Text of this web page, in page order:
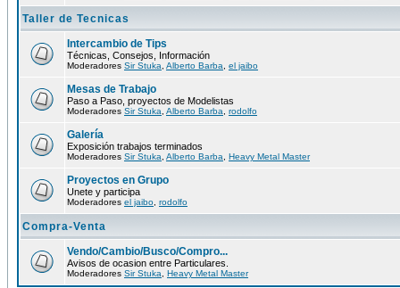
Taller de Tecnicas
Intercambio de Tips
Técnicas, Consejos, Información
Moderadores Sir Stuka Alberto Barba el jaibo
Mesas de Trabajo
Paso a Paso, proyectos de Modelistas
Moderadores Sir Stuka Alberto Barba rodolfo
Galería
Exposición trabajos terminados
Moderadores Sir Stuka Alberto Barba Heavy Metal Master
Proyectos en Grupo
Unete y participa
Moderadores el jaibo rodolfo
Compra-Venta
Vendo/Cambio/Busco/Compro...
Avisos de ocasion entre Particulares.
Moderadores Sir Stuka Heavy Metal Master